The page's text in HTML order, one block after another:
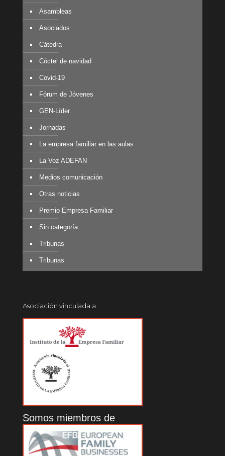
Asambleas
Asociados
Cátedra
Cóctel de navidad
Covid-19
Fórum de Jóvenes
GEN-Líder
Jornadas
La empresa familiar en las aulas
La Voz ADEFAN
Medios comunicación
Otras noticias
Premio Empresa Familiar
Sin categoría
Tribunas
Tribunas
Asociación vinculada a
Somos miembros de